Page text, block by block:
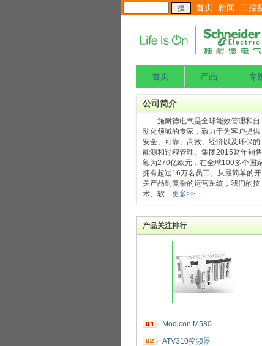
首页 新闻 工控
首页 产品 专
公司简介
施耐德电气是全球能效管理和自
动化领域的专家，致力于为客户提供
安全、可靠、高效、经济以及环保的
能源和过程管理。集团2015财年销售
额为270亿欧元，在全球100多个国
拥有超过16万名员工。从最简单的开
关产品到复杂的运营系统，我们的技
术、软... 更多>>
产品关注排行
Modicon M580
ATV310变频器